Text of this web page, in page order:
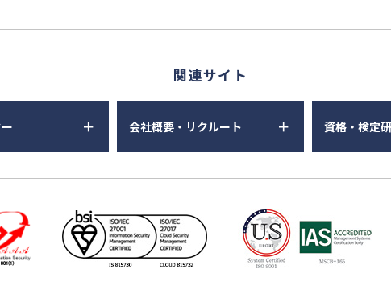
関連サイト
会社概要・リクルート 資格・検定